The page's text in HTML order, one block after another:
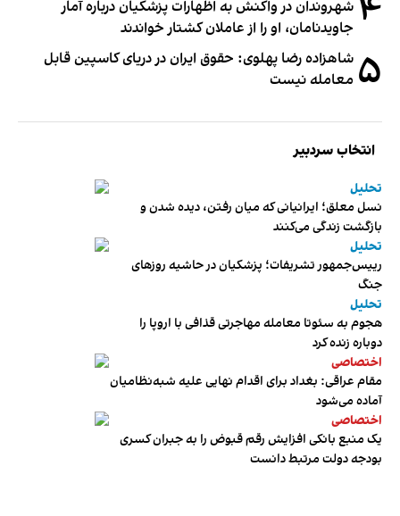
۴ شهروندان در واکنش به اظهارات پزشکیان درباره آمار
جاویدنامان، او را از عاملان کشتار خواندند
۵ شاهزاده رضا پهلوی: حقوق ایران در دریای کاسپین قابل
معامله نیست
انتخاب سردبیر
تحلیل
نسل معلق؛ ایرانیانی که میان رفتن، دیده شدن و
بازگشت زندگی می‌کنند
تحلیل
رییس‌جمهور تشریفات؛ پزشکیان در حاشیه روزهای
جنگ
تحلیل
هجوم به سئوتا معامله مهاجرتی قذافی با اروپا را
دوباره زنده کرد
اختصاصی
مقام عراقی: بغداد برای اقدام نهایی علیه شبه‌نظامیان
آماده می‌شود
اختصاصی
یک منبع بانکی افزایش رقم قبوض را به جبران کسری
بودجه دولت مرتبط دانست